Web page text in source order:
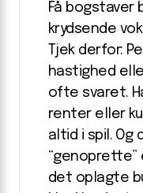
Få bogstaver
krydsende
Tjek derfor:
hastighed
ofte svaret.
renter eller
altid i spil. Og
“genoprette”
det oplagte